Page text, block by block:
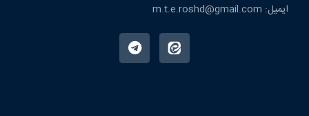
ایمیل: m.t.e.roshd@gmail.com